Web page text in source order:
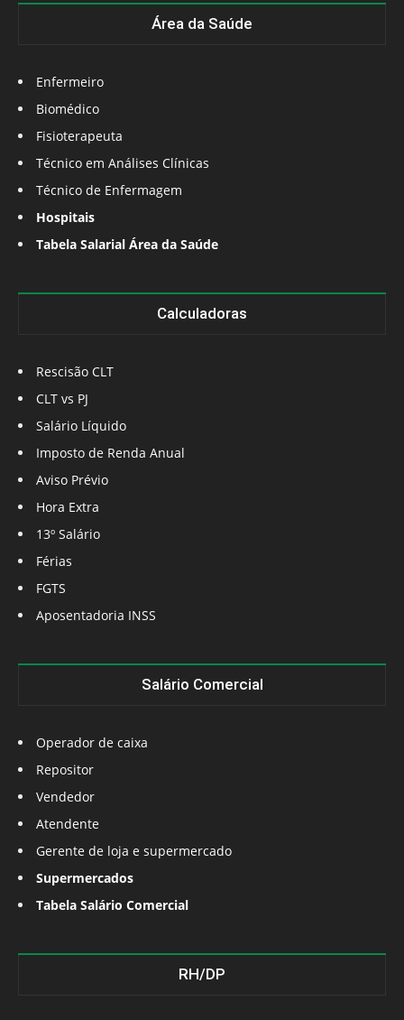
Área da Saúde
Enfermeiro
Biomédico
Fisioterapeuta
Técnico em Análises Clínicas
Técnico de Enfermagem
Hospitais
Tabela Salarial Área da Saúde
Calculadoras
Rescisão CLT
CLT vs PJ
Salário Líquido
Imposto de Renda Anual
Aviso Prévio
Hora Extra
13º Salário
Férias
FGTS
Aposentadoria INSS
Salário Comercial
Operador de caixa
Repositor
Vendedor
Atendente
Gerente de loja e supermercado
Supermercados
Tabela Salário Comercial
RH/DP